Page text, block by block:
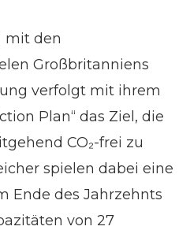
mit den
Großbritanniens
verfolgt mit ihrem
Plan“ das Ziel, die
CO₂-frei zu
spielen dabei eine
Ende des Jahrzehnts
von 27